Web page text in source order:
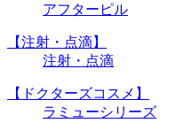
アフターピル
【注射・点滴】
注射・点滴
【ドクターズコスメ】
ラミューシリーズ